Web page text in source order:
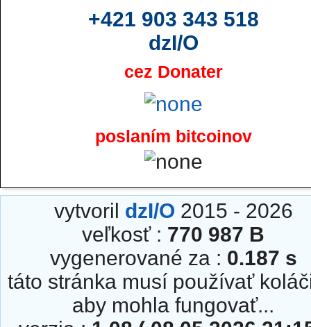
+421 903 343 518
dzI/O
cez Donater
poslaním bitcoinov
vytvoril dzI/O 2015 - 2026
veľkosť : 770 987 B
vygenerované za : 0.187 s
táto stránka musí používať
aby mohla fungovať...